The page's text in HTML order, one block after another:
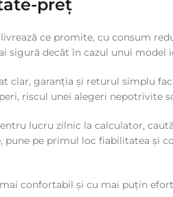
preț
ce promite, cu consum
sigură decât în cazul unui model
clar, garanția și returul simplu
riscul unei alegeri nepotrivite
lucru zilnic la calculator,
pe primul loc fiabilitatea și
confortabil și cu mai puțin